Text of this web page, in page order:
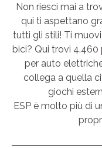
Non riesci mai a
qui ti aspettano
tutti gli stili! Ti
bici? Qui trovi
per auto
collega a quella
giochi
ESP è molto più di